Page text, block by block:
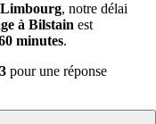
Limbourg, notre délai
à Bilstain est
minutes.
pour une réponse